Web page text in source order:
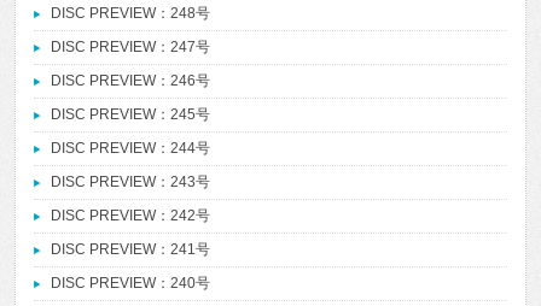
DISC PREVIEW：248号
DISC PREVIEW：247号
DISC PREVIEW：246号
DISC PREVIEW：245号
DISC PREVIEW：244号
DISC PREVIEW：243号
DISC PREVIEW：242号
DISC PREVIEW：241号
DISC PREVIEW：240号